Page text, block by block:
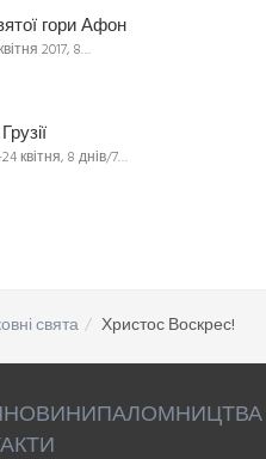
гори Афон
2017, 8…
квітня, 8 днів/7…
свята Христос Воскрес!
НОВИНИПАЛОМНИЦТВА